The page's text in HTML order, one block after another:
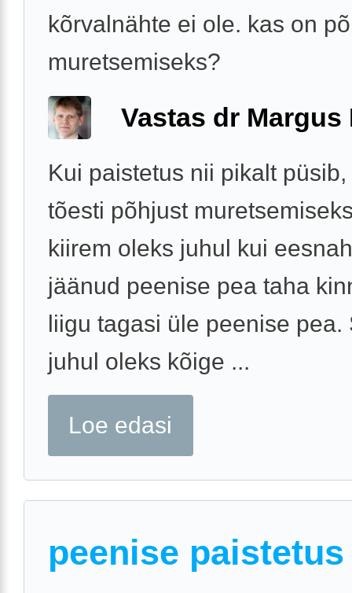
kõrvalnähte ei ole. kas on
muretsemiseks?
Vastas dr Margus
Kui paistetus nii pikalt
tõesti põhjust
kiirem oleks juhul kui
jäänud peenise pea taha
liigu tagasi üle peenise pea.
juhul oleks kõige ...
Loe edasi
peenise paistetus